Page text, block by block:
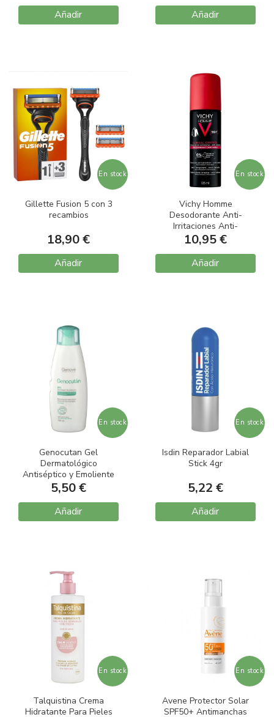
Añadir Añadir
En stock
Gillette Fusion 5 con 3
recambios
18,90 €
Añadir
En stock
Vichy Homme
Desodorante Anti-
Irritaciones Anti-
Manchas 125 ml
10,95 €
Añadir
En stock
Genocutan Gel
Dermatológico
Antiséptico y Emoliente
750ml
5,50 €
Añadir
En stock
Isdin Reparador Labial
Stick 4gr
5,22 €
Añadir
En stock
Talquistina Crema
Hidratante Para Pieles
En stock
Avene Protector Solar
SPF50+ Antimanchas